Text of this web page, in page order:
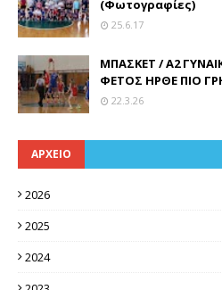
(Φωτογραφίες)
25.6.17
ΜΠΑΣΚΕΤ / Α2
ΦΕΤΟΣ ΗΡΘΕ ΠΙΟ
22.3.26
ΑΡΧΕΙΟ
2026
2025
2024